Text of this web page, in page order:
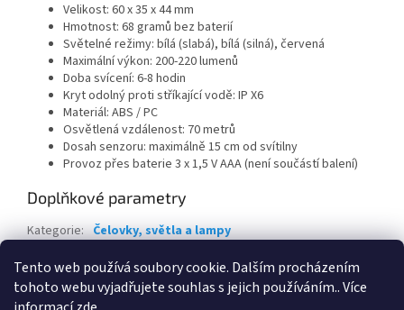
Tento web používá soubory cookie. Dalším procházením
tohoto webu vyjadřujete souhlas s jejich používáním.. Více
Velikost: 60 x 35 x 44 mm
Hmotnost: 68 gramů bez baterií
Světelné režimy: bílá (slabá), bílá (silná), červená
Maximální výkon: 200-220 lumenů
Doba svícení: 6-8 hodin
Kryt odolný proti stříkající vodě: IP X6
Materiál: ABS / PC
Osvětlená vzdálenost: 70 metrů
Dosah senzoru: maximálně 15 cm od svítilny
Provoz přes baterie 3 x 1,5 V AAA (není součástí balení)
Doplňkové parametry
Kategorie: Čelovky, světla a lampy